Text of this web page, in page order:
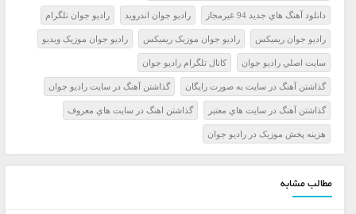
دانلود آهنگ هاي جديد 94 غيرمجاز راديو جوان اندرويد راديو جوان تلگرام
راديو جوان ريميکس راديو جوان موزيک ريميکس راديو جوان موزيک ويديو
سايت اصلي راديو جوان کانال تلگرام راديو جوان
گذاشتن آهنگ در سايت به صورت رايگان گذاشتن آهنگ در سايت راديو جوان
گذاشتن آهنگ در سايت هاي معتبر گذاشتن اهنگ در سايت هاي معروف
هزينه پخش موزيک در راديو جوان
مطالب مشابه